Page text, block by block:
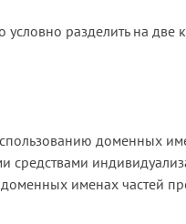
разделить на две
доменных
именах частей